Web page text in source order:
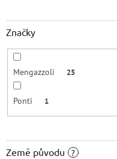
Značky
Mengazzoli 25
Ponti 1
Země původu ?